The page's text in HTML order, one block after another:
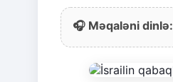
🎧 Məqaləni dinlə: